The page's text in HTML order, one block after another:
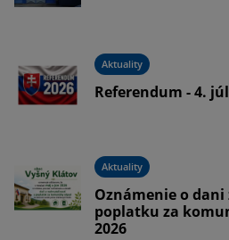
Aktuality
Referendum - 4.
Aktuality
Oznámenie o
poplatku za
2026